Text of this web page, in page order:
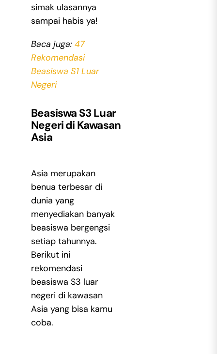
simak ulasannya
sampai habis ya!
Baca juga: 47
Rekomendasi
Beasiswa S1 Luar
Negeri
Beasiswa S3 Luar
Negeri di Kawasan
Asia
Asia merupakan
benua terbesar di
dunia yang
menyediakan banyak
beasiswa bergengsi
setiap tahunnya.
Berikut ini
rekomendasi
beasiswa S3 luar
negeri di kawasan
Asia yang bisa kamu
coba.